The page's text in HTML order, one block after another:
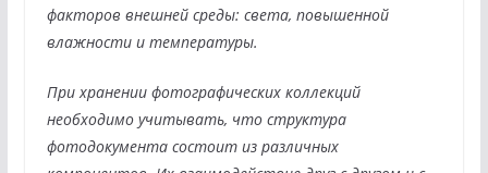
факторов внешней среды: света, повышенной
влажности и температуры.
При хранении фотографических коллекций
необходимо учитывать, что структура
фотодокумента состоит из различных